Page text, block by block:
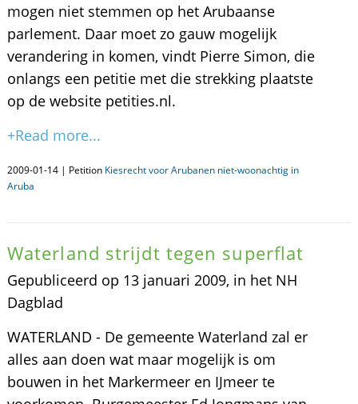
mogen niet stemmen op het Arubaanse
parlement. Daar moet zo gauw mogelijk
verandering in komen, vindt Pierre Simon, die
onlangs een petitie met die strekking plaatste
op de website petities.nl.
+Read more...
2009-01-14 | Petition Kiesrecht voor Arubanen niet-woonachtig in
Aruba
Waterland strijdt tegen superflat
Gepubliceerd op 13 januari 2009, in het NH
Dagblad
WATERLAND - De gemeente Waterland zal er
alles aan doen wat maar mogelijk is om
bouwen in het Markermeer en IJmeer te